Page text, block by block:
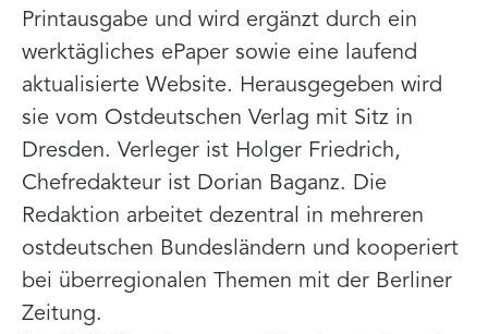
Printausgabe und wird ergänzt durch ein
werktägliches ePaper sowie eine laufend
aktualisierte Website. Herausgegeben wird
sie vom Ostdeutschen Verlag mit Sitz in
Dresden. Verleger ist Holger Friedrich,
Chefredakteur ist Dorian Baganz. Die
Redaktion arbeitet dezentral in mehreren
ostdeutschen Bundesländern und kooperiert
bei überregionalen Themen mit der Berliner
Zeitung.